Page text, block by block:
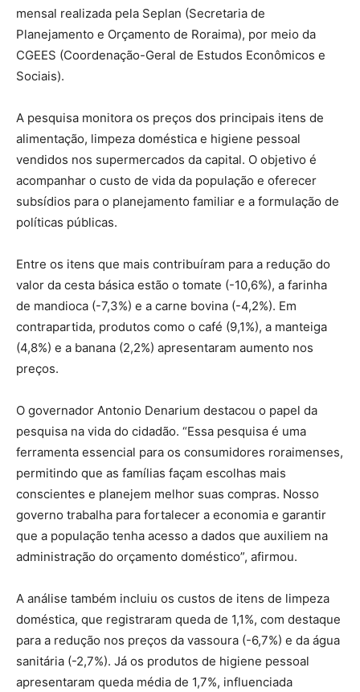
mensal realizada pela Seplan (Secretaria de
Planejamento e Orçamento de Roraima), por meio da
CGEES (Coordenação-Geral de Estudos Econômicos e
Sociais).
A pesquisa monitora os preços dos principais itens de
alimentação, limpeza doméstica e higiene pessoal
vendidos nos supermercados da capital. O objetivo é
acompanhar o custo de vida da população e oferecer
subsídios para o planejamento familiar e a formulação de
políticas públicas.
Entre os itens que mais contribuíram para a redução do
valor da cesta básica estão o tomate (-10,6%), a farinha
de mandioca (-7,3%) e a carne bovina (-4,2%). Em
contrapartida, produtos como o café (9,1%), a manteiga
(4,8%) e a banana (2,2%) apresentaram aumento nos
preços.
O governador Antonio Denarium destacou o papel da
pesquisa na vida do cidadão. “Essa pesquisa é uma
ferramenta essencial para os consumidores roraimenses,
permitindo que as famílias façam escolhas mais
conscientes e planejem melhor suas compras. Nosso
governo trabalha para fortalecer a economia e garantir
que a população tenha acesso a dados que auxiliem na
administração do orçamento doméstico”, afirmou.
A análise também incluiu os custos de itens de limpeza
doméstica, que registraram queda de 1,1%, com destaque
para a redução nos preços da vassoura (-6,7%) e da água
sanitária (-2,7%). Já os produtos de higiene pessoal
apresentaram queda média de 1,7%, influenciada